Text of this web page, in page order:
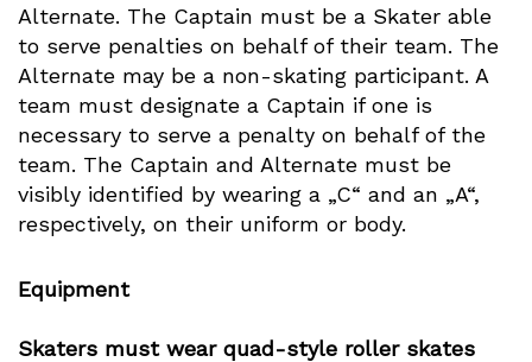
Alternate. The Captain must be a Skater able
to serve penalties on behalf of their team. The
Alternate may be a non-skating participant. A
team must designate a Captain if one is
necessary to serve a penalty on behalf of the
team. The Captain and Alternate must be
visibly identified by wearing a „C“ and an „A“,
respectively, on their uniform or body.
Equipment
Skaters must wear quad-style roller skates